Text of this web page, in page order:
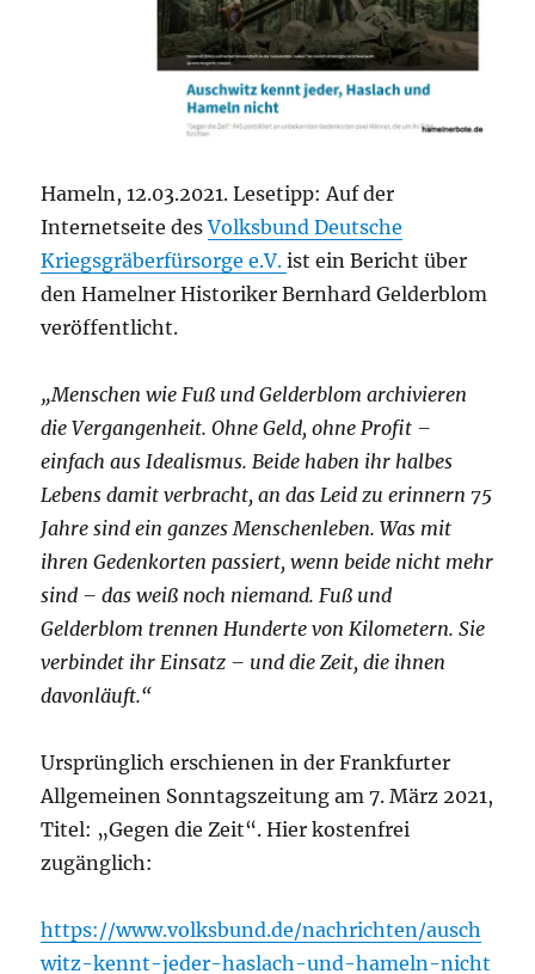
Hameln, 12.03.2021. Lesetipp: Auf der
Internetseite desVolksbund Deutsche
Kriegsgräberfürsorge e.V.ist ein Bericht über
den Hamelner Historiker Bernhard Gelderblom
veröffentlicht.
„Menschen wie Fuß und Gelderblom archivieren
die Vergangenheit. Ohne Geld, ohne Profit –
einfach aus Idealismus. Beide haben ihr halbes
Lebens damit verbracht, an das Leid zu erinnern 75
Jahre sind ein ganzes Menschenleben. Was mit
ihren Gedenkorten passiert, wenn beide nicht mehr
sind – das weiß noch niemand. Fuß und
Gelderblom trennen Hunderte von Kilometern. Sie
verbindet ihr Einsatz – und die Zeit, die ihnen
davonläuft.“
Ursprünglich erschienen in der Frankfurter
Allgemeinen Sonntagszeitung am 7. März 2021,
Titel: „Gegen die Zeit“. Hier kostenfrei
zugänglich:
https://www.volksbund.de/nachrichten/ausch
witz-kennt-jeder-haslach-und-hameln-nicht